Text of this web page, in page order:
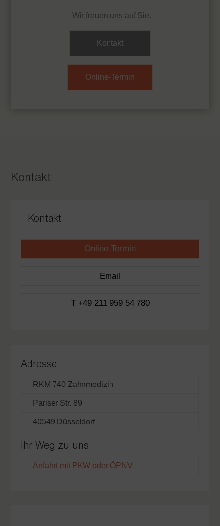
Wir freuen uns auf Sie.
Kontakt
Online-Termin
Kontakt
Kontakt
Online-Termin
Email
T +49 211 959 54 780
Adresse
RKM 740 Zahnmedizin
Pariser Str. 89
40549 Düsseldorf
Ihr Weg zu uns
Anfahrt mit PKW oder ÖPNV